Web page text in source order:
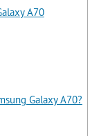
A70
Galaxy A70?